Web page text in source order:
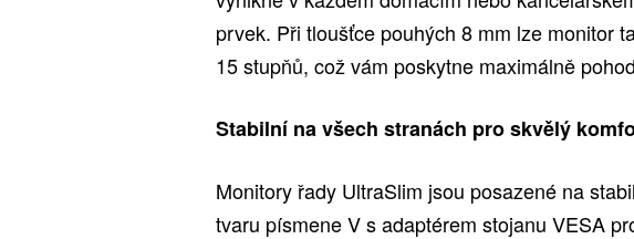
prvek. Při tloušťce pouhých 8 mm lze monitor
15 stupňů, což vám poskytne maximálně
Stabilní na všech stranách pro skvělý
Monitory řady UltraSlim jsou posazené na
tvaru písmene V s adaptérem stojanu VESA